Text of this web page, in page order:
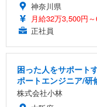
神奈川県
月給32万3,500円
正社員
困った人をサポート
ポートエンジニア/研
株式会社小林